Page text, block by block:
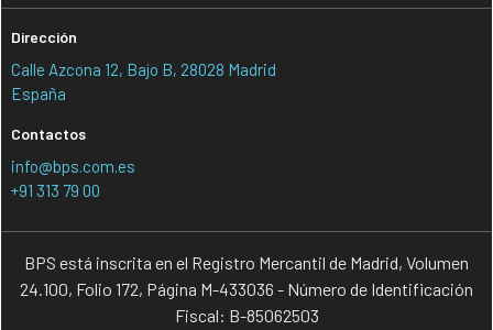
Dirección
Calle Azcona 12, Bajo B, 28028 Madrid
España
Contactos
info@bps.com.es
+91 313 79 00
BPS está inscrita en el Registro Mercantil de Madrid, Volumen
24.100, Folio 172, Página M-433036 - Número de Identificación
Fiscal: B-85062503